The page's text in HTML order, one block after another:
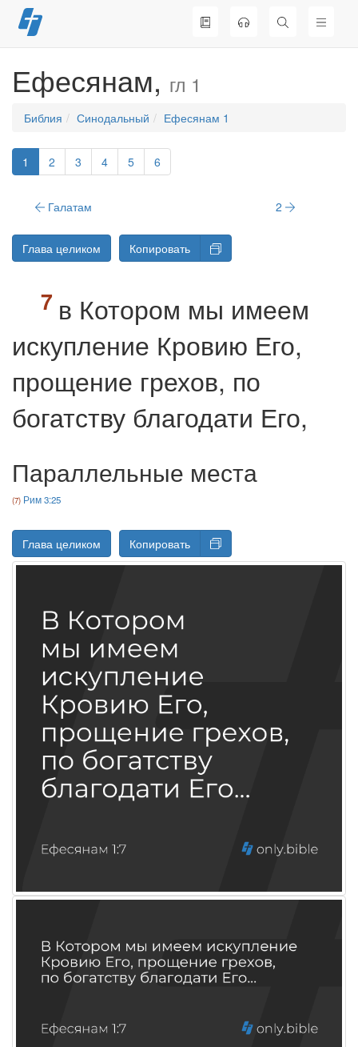
Перейти
к
Ефесянам, гл 1
Библия Синодальный Ефесянам 1
1 2 3 4 5 6
Галатам 2
Глава целиком Копировать
в Котором мы имеем
искупление Кровию Его,
прощение грехов, по
богатству благодати Его,
Параллельные места
Рим 3:25
Глава целиком Копировать